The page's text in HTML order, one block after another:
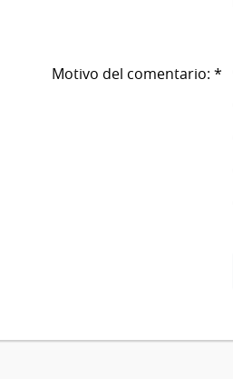
Motivo del comentario: *